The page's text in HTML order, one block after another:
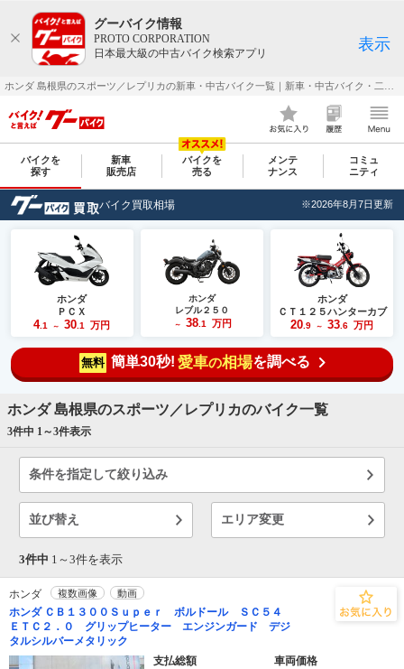
グーバイク情報
PROTO CORPORATION
日本最大級の中古バイク検索アプリ
表示
バイクを
探す
新車
販売店
バイクを
売る
メンテ
ナンス
コミュ
ニティ
バイク買取相場 ※2026年8月7日更新
ホンダ
ＰＣＸ
4.1 ～ 30 .1 万円
ホンダ
レブル２５０
～ 38.1 万円
ホンダ
ＣＴ１２５ハンターカブ
20 .9 ～ 33 .6 万円
無料 簡単30秒! 愛車の相場を調べる
ホンダ 島根県のスポーツ／レプリカのバイク一覧
3件中 1～3件表示
条件を指定して絞り込み
並び替え エリア変更
3件中 1～ 3件を表示
ホンダ 複数画像 動画
ホンダ ＣＢ１３００Ｓｕｐｅｒ ボルドール ＳＣ５４
ＥＴＣ２．０ グリップヒーター エンジンガード デジ
タルシルバーメタリック
支払総額
車両価格